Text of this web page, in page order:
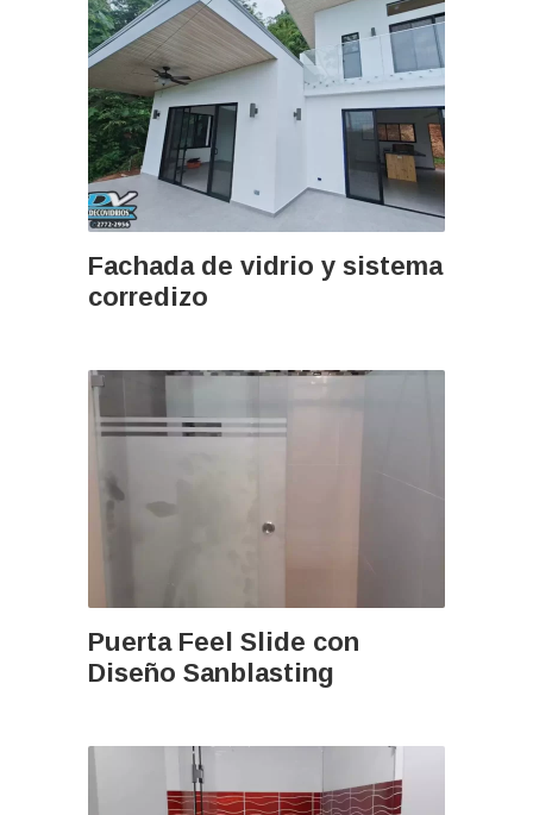
Fachada de vidrio y sistema
corredizo
Puerta Feel Slide con
Diseño Sanblasting